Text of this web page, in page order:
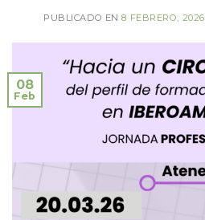
PUBLICADO EN8 FEBRERO, 2026
08
Feb